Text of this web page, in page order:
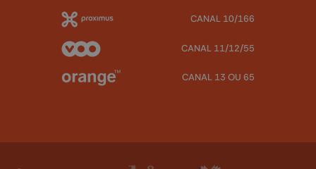
CANAL 10/166
CANAL 11/12/55
CANAL 13 OU 65